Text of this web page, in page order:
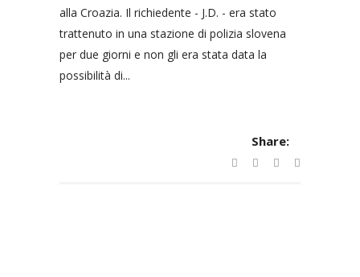
alla Croazia. Il richiedente - J.D. - era stato
trattenuto in una stazione di polizia slovena
per due giorni e non gli era stata data la
possibilità di...
Share: